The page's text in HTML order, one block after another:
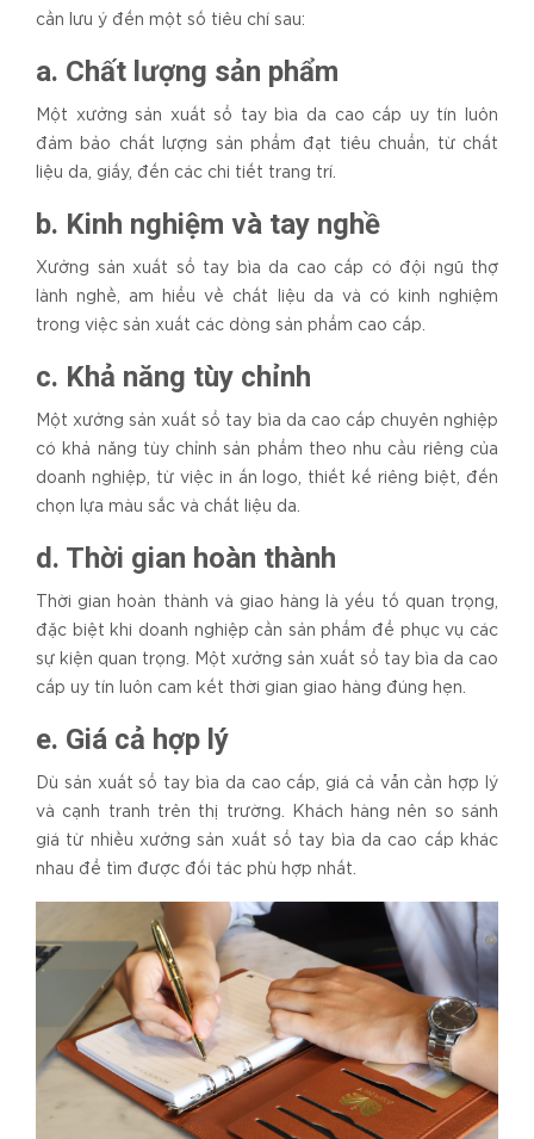
cần lưu ý đến một số tiêu chí sau:
a. Chất lượng sản phẩm
Một xưởng sản xuất sổ tay bìa da cao cấp uy tín luôn
đảm bảo chất lượng sản phẩm đạt tiêu chuẩn, từ chất
liệu da, giấy, đến các chi tiết trang trí.
b. Kinh nghiệm và tay nghề
Xưởng sản xuất sổ tay bìa da cao cấp có đội ngũ thợ
lành nghề, am hiểu về chất liệu da và có kinh nghiệm
trong việc sản xuất các dòng sản phẩm cao cấp.
c. Khả năng tùy chỉnh
Một xưởng sản xuất sổ tay bìa da cao cấp chuyên nghiệp
có khả năng tùy chỉnh sản phẩm theo nhu cầu riêng của
doanh nghiệp, từ việc in ấn logo, thiết kế riêng biệt, đến
chọn lựa màu sắc và chất liệu da.
d. Thời gian hoàn thành
Thời gian hoàn thành và giao hàng là yếu tố quan trọng,
đặc biệt khi doanh nghiệp cần sản phẩm để phục vụ các
sự kiện quan trọng. Một xưởng sản xuất sổ tay bìa da cao
cấp uy tín luôn cam kết thời gian giao hàng đúng hẹn.
e. Giá cả hợp lý
Dù sản xuất sổ tay bìa da cao cấp, giá cả vẫn cần hợp lý
và cạnh tranh trên thị trường. Khách hàng nên so sánh
giá từ nhiều xưởng sản xuất sổ tay bìa da cao cấp khác
nhau để tìm được đối tác phù hợp nhất.